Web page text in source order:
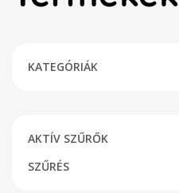
KATEGÓRIÁK
AKTÍV SZŰRŐK
SZŰRÉS